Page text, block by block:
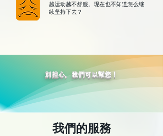
越运动越不舒服。现在也不知道怎么继
续坚持下去？
別担心，我們可以幫您！
我們的服務